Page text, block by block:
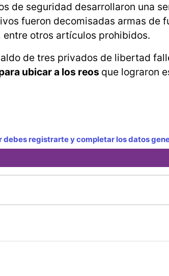
de seguridad desarrollaron una
fueron decomisadas armas de
entre otros artículos prohibidos.
de tres privados de libertad
ubicar a los reos que lograron
debes registrarte y completar los datos